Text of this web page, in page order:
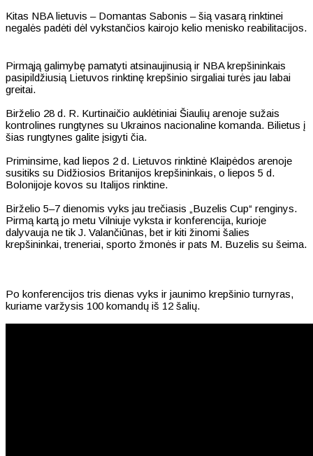
Kitas NBA lietuvis – Domantas Sabonis – šią vasarą rinktinei
negalės padėti dėl vykstančios kairojo kelio menisko reabilitacijos.
Pirmąją galimybę pamatyti atsinaujinusią ir NBA krepšininkais
pasipildžiusią Lietuvos rinktinę krepšinio sirgaliai turės jau labai
greitai.
Birželio 28 d. R. Kurtinaičio auklėtiniai Šiaulių arenoje sužais
kontrolines rungtynes su Ukrainos nacionaline komanda. Bilietus į
šias rungtynes galite įsigyti čia.
Priminsime, kad liepos 2 d. Lietuvos rinktinė Klaipėdos arenoje
susitiks su Didžiosios Britanijos krepšininkais, o liepos 5 d.
Bolonijoje kovos su Italijos rinktine.
Birželio 5–7 dienomis vyks jau trečiasis „Buzelis Cup“ renginys.
Pirmą kartą jo metu Vilniuje vyksta ir konferencija, kurioje
dalyvauja ne tik J. Valančiūnas, bet ir kiti žinomi šalies
krepšininkai, treneriai, sporto žmonės ir pats M. Buzelis su šeima.
Po konferencijos tris dienas vyks ir jaunimo krepšinio turnyras,
kuriame varžysis 100 komandų iš 12 šalių.